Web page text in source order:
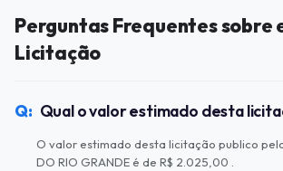
Perguntas Frequentes sobre
Licitação
Qual o valor estimado desta
O valor estimado desta licitação publico
DO RIO GRANDE é de R$ 2.025,00 .